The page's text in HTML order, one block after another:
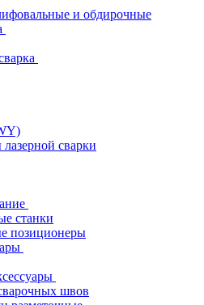
и обдирочные
сварки
станки
позиционеры
швов